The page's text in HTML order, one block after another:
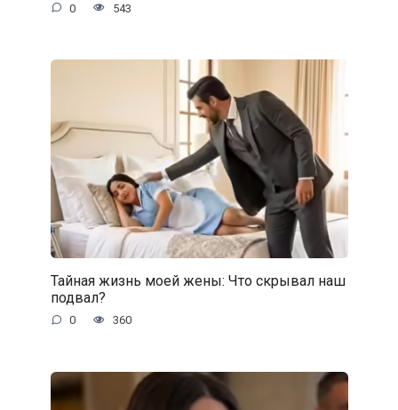
0 543
Тайная жизнь моей жены: Что скрывал наш
подвал?
0 360